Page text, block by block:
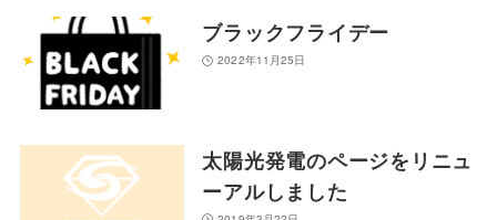
ブラックフライデー
2022年11月25日
太陽光発電のページをリニュ
ーアルしました